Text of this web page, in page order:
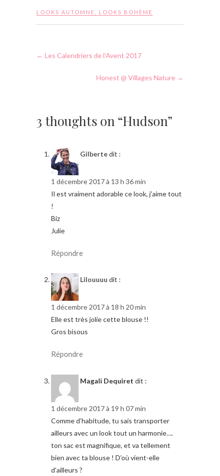
LOOKS AUTOMNE LOOKS BOHÈME
← Les Calendriers de l’Avent 2017
Honest @ Villages Nature →
3 thoughts on “Hudson”
Gilbertedit :
1 décembre 2017 à 13 h 36 min
Il est vraiment adorable ce look, j’aime tout
!
Biz
Julie
Répondre
Lilouuuu dit :
1 décembre 2017 à 18 h 20 min
Elle est très jolie cette blouse !!
Gros bisous
Répondre
Magali Dequiret dit :
1 décembre 2017 à 19 h 07 min
Comme d’habitude, tu sais transporter
ailleurs avec un look tout un harmonie….
ton sac est magnifique, et va tellement
bien avec ta blouse ! D’où vient-elle
d’ailleurs ?